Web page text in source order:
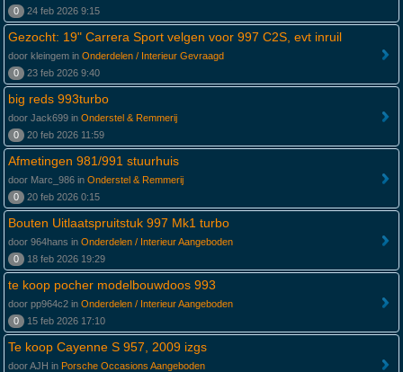
0
24 feb 2026 9:15
Gezocht: 19" Carrera Sport velgen voor 997 C2S, evt inruil
door kleingem in Onderdelen / Interieur Gevraagd
0
23 feb 2026 9:40
big reds 993turbo
door Jack699 in Onderstel & Remmerij
0
20 feb 2026 11:59
Afmetingen 981/991 stuurhuis
door Marc_986 in Onderstel & Remmerij
0
20 feb 2026 0:15
Bouten Uitlaatspruitstuk 997 Mk1 turbo
door 964hans in Onderdelen / Interieur Aangeboden
0
18 feb 2026 19:29
te koop pocher modelbouwdoos 993
door pp964c2 in Onderdelen / Interieur Aangeboden
0
15 feb 2026 17:10
Te koop Cayenne S 957, 2009 izgs
door AJH in Porsche Occasions Aangeboden